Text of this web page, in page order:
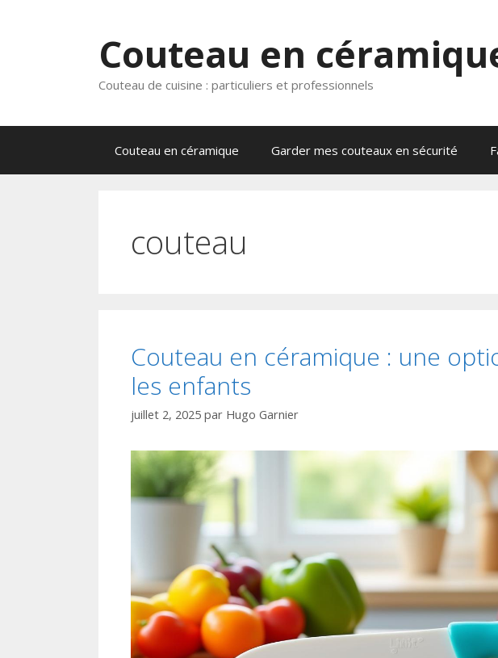
Couteau en
Couteau de cuisine : particuliers et professionnels
Couteau en céramique Garder mes couteaux en sécurité
couteau
Couteau en céramique : une
les enfants
juillet 2, 2025 par Hugo Garnier